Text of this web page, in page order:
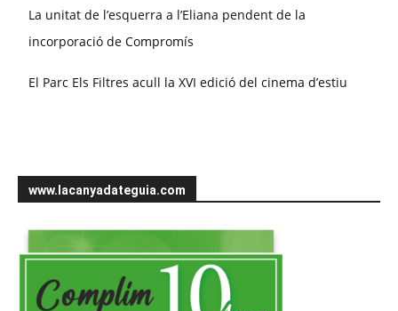
La unitat de l’esquerra a l’Eliana pendent de la
incorporació de Compromís
El Parc Els Filtres acull la XVI edició del cinema d’estiu
www.lacanyadateguia.com